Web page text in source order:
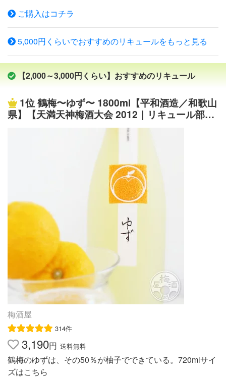
しますと液漏れの可能性が高くなりますのでご注意下さ
い。輸入品となりますので予めご了承下さい。また当店だ
けでなく他店さんでも同様となるかと思います。 ギフト
対応 選べるシンデレラシューについて 【ご注意】本商
品は平らに寝かせた状態で保管されますと、一部キャップ
部から液漏れする場合が御座います。商品発送時は立てた
ます。短時間で液漏れはしませんがご注意下さい。輸入品
となりますので予めご了承下さい。また当店だけでなく他
店さんでも同様となるかと思います。 【A】ピンクグレー
プフルーツ【ピンク】 シンデレラのガラスの靴をイメー
ジしたかわいいボトル。 コレクションや贈答品に人気の
あるシンデレラシューのピンクです♪ 爽やかで飲みやすい
グレープフルーツの味わい。 ■フルーツ系リキュール ■名
称：シンデレラ シュー ウォッカ ピンクグレープフルーツ
■内容量：350ml ■アルコール度数：15度 ■メーカー：ナ
ンネル社 【B】ブラッドオレンジ【赤】 シンデレラのガ
ラスの靴をイメージしたかわいいボトル。 鮮やかなブラ
ッドオレンジがボトルの美しさを引き立てます。 ■フルー
ツ系リキュール ■名称：シンデレラ シュー ウォッカ ブラ
ッドオレンジ ■内容量：350ml ■アルコール度数：15度 ■
メーカー：ナンネル社 【C】アプリコット【橙】 シンデ
レラのガラスの靴をイメージしたかわいいボトル。 琥珀
色のフルーティーなアプリコットリキュールが詰められた
1本です。 ■フルーツ系リキュール ■名称：シンデレラ シ
ュー ウォッカ アプリコット ■内容量：350ml ■アルコール
度数：15度 ■メーカー：ナンネル社 【D】キウイ【緑】
シンデレラのガラスの靴をイメージしたかわいいボトル。
珍しいキウイの風味が楽しめるリキュールです。 ■フルー
ツ系リキュール ■名称：シンデレラ シュー ウォッカ キウ
が完成します。 【品 名】リキュール 【原材料】レモ
ン、ウォッカ、／酸味料、香料、ビタミンC、甘味料（ア
セスルファムK、スクラロース） 【内容量】500ml 【アル
コール分】25％ ※リニューアルなどにより商品ラベルが画
像と異なる場合があります。 また在庫があがっている商
品でも、店舗と在庫を共有しているためにすでに売り切れ
ご注文キャンセルさせていただきますので、予めご了承く
ださい。[父の日][ギフト][プレゼント][父の日ギフト][お酒]
[酒][お中元][御中元][お歳暮][御歳暮][お年賀][御年賀][敬老の
日][母の日][花以外]クリスマス お年賀 御年賀 お正月
ご購入はコチラ
5,000円くらいでおすすめのリキュールをもっと見る
【2,000～3,000円くらい】おすすめのリキュール
1位鶴梅〜ゆず〜 1800ml【平和酒造／和歌山
県】【天満天神梅酒大会 2012｜リキュール部門
優勝銘柄】【当日出荷便OK】※お一人様6本限り
梅酒屋
314件
3,190円 送料無料
鶴梅のゆずは、その50％が柚子でできている。720mlサイ
ズはこちら